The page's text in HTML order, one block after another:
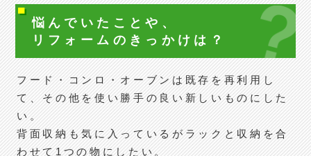
悩んでいたことや、
リフォームの きっかけは？
フード・コンロ・オーブンは既存を再利用し
て、その他を使い勝手の良い新しいものにした
い。
背面収納も気に入っているがラックと収納を合
わせて1つの物にしたい。